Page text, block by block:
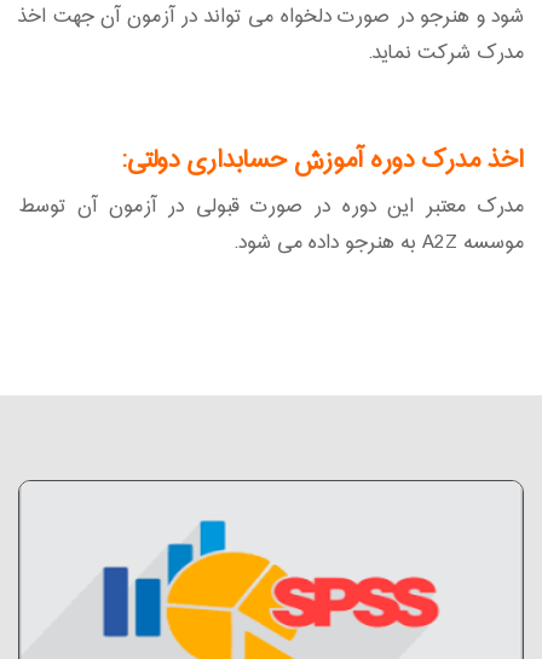
شود و هنرجو در صورت دلخواه می تواند در آزمون آن جهت اخذ
مدرک شرکت نماید.
اخذ مدرک دوره آموزش حسابداری دولتی:
مدرک معتبر این دوره در صورت قبولی در آزمون آن توسط
موسسه A2Z به هنرجو داده می شود.